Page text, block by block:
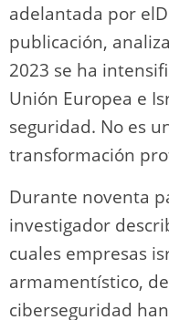
adelantada por
publicación,
2023 se ha
Unión Europea e
seguridad. No es
transformación
Durante noventa
investigador
cuales empresas
armamentístico,
ciberseguridad